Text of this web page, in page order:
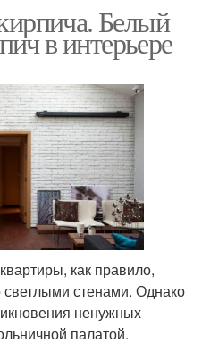
Белый
в интерьере
как правило,
светлыми стенами. Однако
ненужных
палатой.